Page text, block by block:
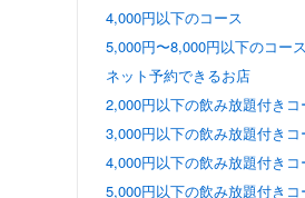
4,000円以下のコース
5,000円〜8,000円以下のコース
ネット予約できるお店
2,000円以下の飲み放題付きコ
3,000円以下の飲み放題付きコ
4,000円以下の飲み放題付きコ
5,000円以下の飲み放題付きコ